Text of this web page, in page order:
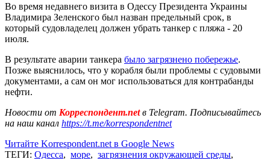
Во время недавнего визита в Одессу Президента Украины
Владимира Зеленского был назван предельный срок, в
который судовладелец должен убрать танкер с пляжа - 20
июля.
В результате аварии танкера было загрязнено побережье.
Позже выяснилось, что у корабля были проблемы с судовыми
документами, а сам он мог использоваться для контрабанды
нефти.
Новости от Корреспондент.netв Telegram. Подписывайтесь
на наш канал https://t.me/korrespondentnet
Читайте Korrespondent.net в Google News
ТЕГИ: Одесса, море, загрязнения окружающей среды,